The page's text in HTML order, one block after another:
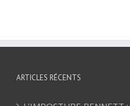
ARTICLES RÉCENTS